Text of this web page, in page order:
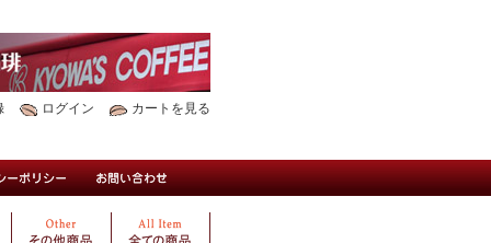
ログイン カートを見る